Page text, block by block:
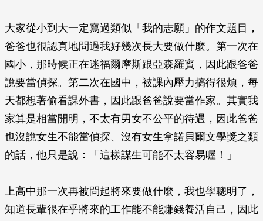
大家從小到大一定寫過類似「我的志願」的作文題目，
爸爸也很認真地問過我好幾次長大要做什麼。第一次在
國小，那時候正在迷福爾摩斯跟亞森羅賓，因此跟爸爸
說要當偵探。第二次在國中，被課內壓力搞得很煩，每
天都想著偷看課外書，因此跟爸爸說要當作家。其實我
家算是相當開明，不太有男女不公平的待遇，因此爸爸
也沒說女生不能當偵探、沒有女生拿諾貝爾文學獎之類
的話，他只是說：「這樣謀生可能不太容易喔！」
上高中那一次再被問起將來要做什麼，我也學聰明了，
知道長輩很在乎將來的工作能不能賺錢養活自己，因此